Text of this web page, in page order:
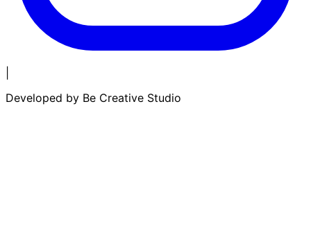
Developed by Be Creative Studio